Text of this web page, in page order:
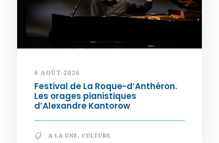
6 AOÛT 2026
Festival de La Roque-d’Anthéron.
Les orages pianistiques
d’Alexandre Kantorow
A LA UNE, CULTURE